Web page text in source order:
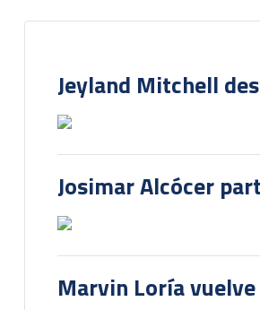
Jeyland Mitchell
Josimar Alcócer
Marvin Loría